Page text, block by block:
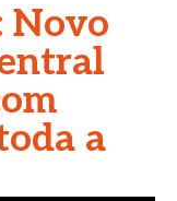
Novo
a